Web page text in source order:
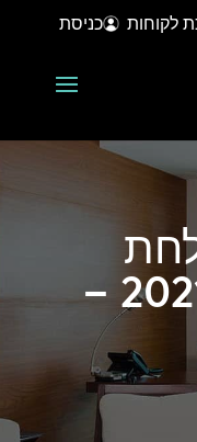
לקוחות
כניסת
בשנת 2021 –